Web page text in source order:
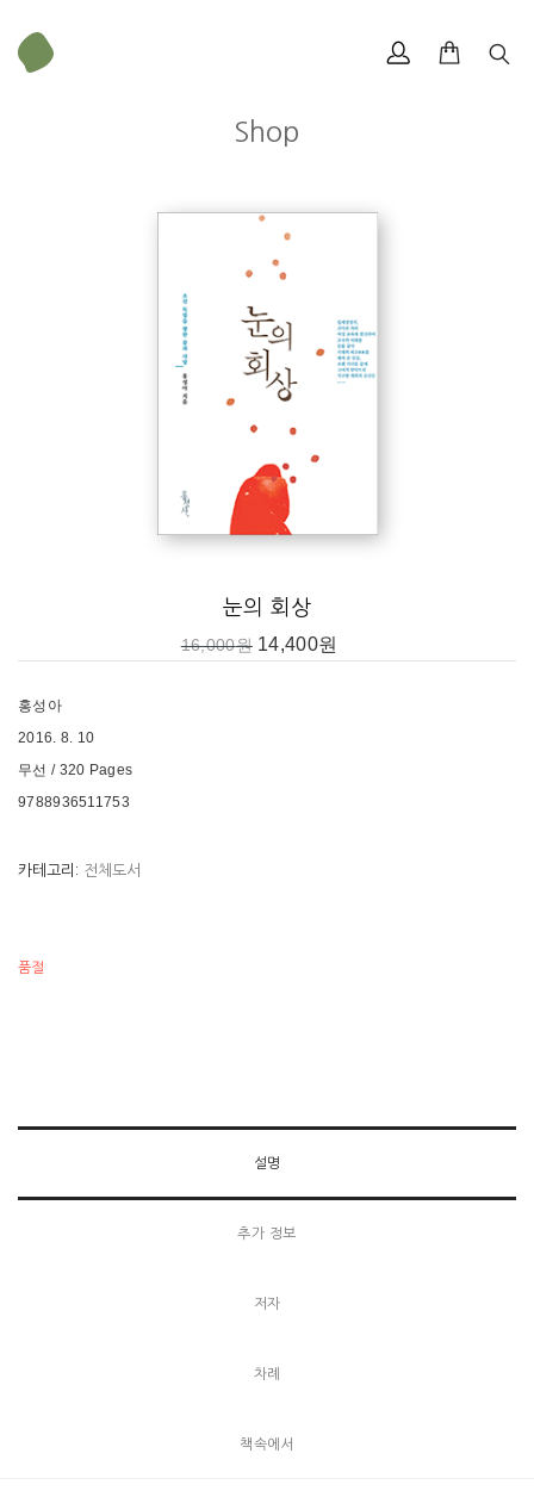
Shop
눈의 회상
16,000원 14,400원
홍성아
2016. 8. 10
무선 / 320 Pages
9788936511753
카테고리: 전체도서
품절
설명
추가 정보
저자
차례
책속에서